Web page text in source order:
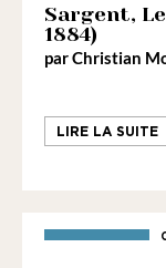
Sargent,
1884)
par Christian
LIRE LA SUITE